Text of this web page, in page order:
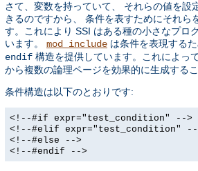
さて、変数を持っていて、 それらの値を設
きるのですから、 条件を表すためにそれら
す。これにより SSI はある種の小さなプロ
います。 mod_include は条件を表現する
endif 構造を提供しています。これによっ
から複数の論理ページを効果的に生成するこ
条件構造は以下のとおりです:
<!--#if expr="test_condition" -->
<!--#elif expr="test_condition" --
<!--#else -->
<!--#endif -->